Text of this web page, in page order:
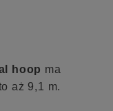
hoop ma
aż 9,1 m.